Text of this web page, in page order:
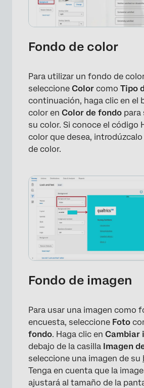
Fondo de color
Para utilizar un fondo de
seleccione Color como Tipo
continuación, haga clic en el
color en Color de fondo para
su color. Si conoce el código
color que desea, introdúzcalo
de color.
Fondo de imagen
Para usar una imagen como
encuesta, seleccione Foto
fondo. Haga clic en Cambiar
debajo de la casilla Imagen
seleccione una imagen de su
Tenga en cuenta que la
ajustará al tamaño de la